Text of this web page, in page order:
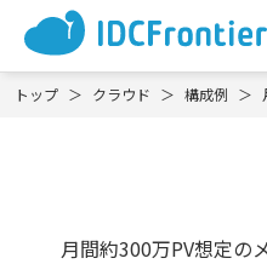
トップ クラウド 構成例
月間約300万PV想定の